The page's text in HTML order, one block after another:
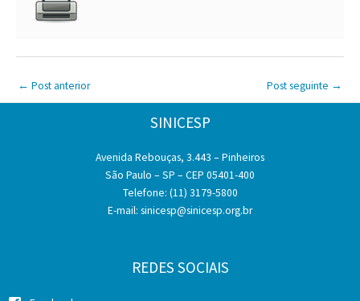
← Post anterior Post seguinte →
SINICESP
Avenida Rebouças, 3.443 – Pinheiros
São Paulo – SP – CEP 05401-400
Telefone: (11) 3179-5800
E-mail: sinicesp@sinicesp.org.br
REDES SOCIAIS